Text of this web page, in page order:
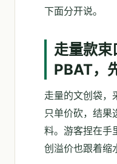
下面分开说。
走量款
PBAT，
走量的文创袋，
只单价砍，结果
料。游客捏在手
创溢价也跟着缩